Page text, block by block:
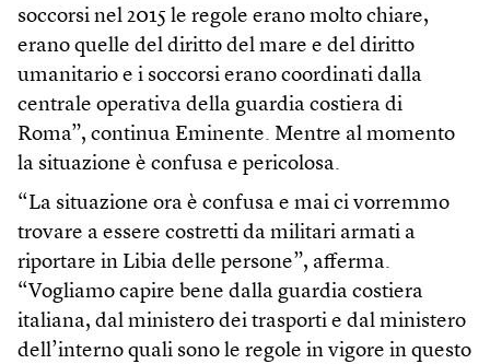
soccorsi nel 2015 le regole erano molto chiare,
erano quelle del diritto del mare e del diritto
umanitario e i soccorsi erano coordinati dalla
centrale operativa della guardia costiera di
Roma”, continua Eminente. Mentre al momento
la situazione è confusa e pericolosa.
“La situazione ora è confusa e mai ci vorremmo
trovare a essere costretti da militari armati a
riportare in Libia delle persone”, afferma.
“Vogliamo capire bene dalla guardia costiera
italiana, dal ministero dei trasporti e dal ministero
dell’interno quali sono le regole in vigore in questo